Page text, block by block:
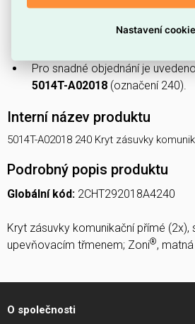
s ostatními komponenty značky.
matné bílébarvě pro
Pro snadné objednání je uvedeno
5014T-A02018 (označení 240).
Interní název produktu
5014T-A02018 240 Kryt zásuvky
Podrobný popis produktu
Globální kód: 2CHT292018A4240
Kryt zásuvky komunikační přímé (2x),
upevňovacím třmenem; Zoni®,
O společnosti
Nastavení